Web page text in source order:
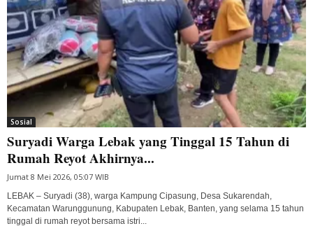
Sosial
Suryadi Warga Lebak yang Tinggal 15 Tahun di
Rumah Reyot Akhirnya...
Jumat 8 Mei 2026, 05:07 WIB
LEBAK – Suryadi (38), warga Kampung Cipasung, Desa Sukarendah,
Kecamatan Warunggunung, Kabupaten Lebak, Banten, yang selama 15 tahun
tinggal di rumah reyot bersama istri...